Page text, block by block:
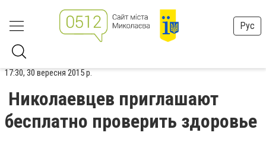
Рус
17:30, 30 вересня 2015 р.
Николаевцев приглашают
бесплатно проверить здоровье